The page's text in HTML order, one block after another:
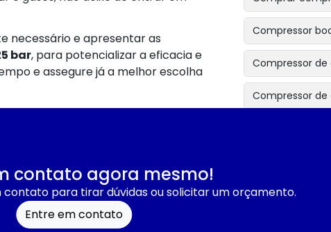
necessário e apresentar as
bar, para potencializar a eficacia e
e assegure já a melhor escolha
contato agora mesmo!
para tirar dúvidas ou solicitar um orçamento.
Entre em contato
Compressor
Compressor de
Compressor
Compressor de